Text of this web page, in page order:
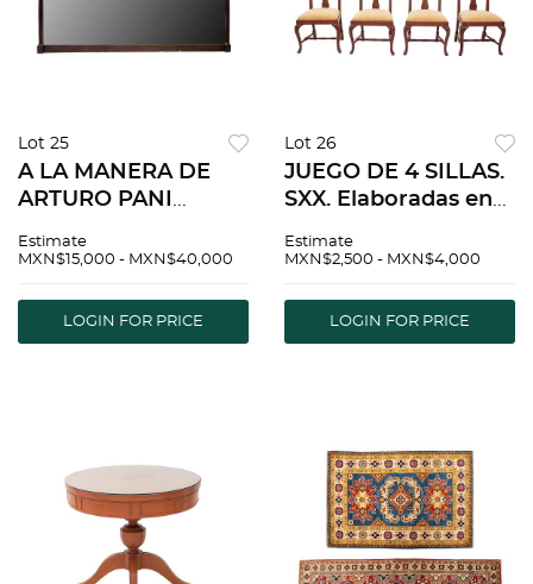
Lot 25
A LA MANERA DE
ARTURO PANI
TRINCHADOR
AÑOS 50. Elaborado
en madera y espejo.
Estimate
MXN$15,000 - MXN$40,000
LOGIN FOR PRICE
Lot 26
JUEGO DE 4 SILLAS.
SXX. Elaboradas en
respaldos
asientos acojinados,
chambrana en "H" y
Estimate
MXN$2,500 - MXN$4,000
LOGIN FOR PRICE